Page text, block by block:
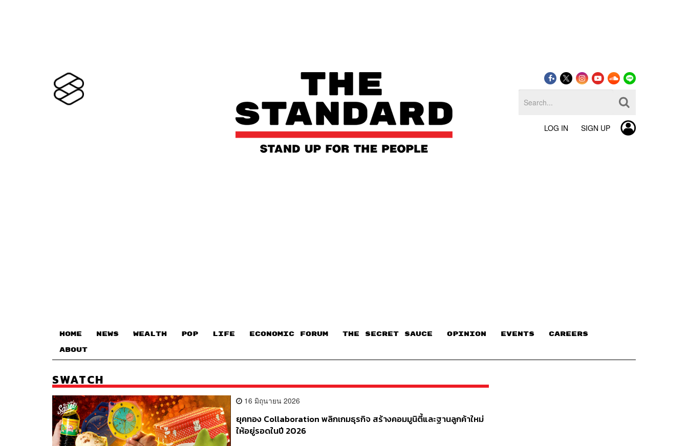
LOG IN SIGN UP
HOME NEWS WEALTH POP LIFE ECONOMIC FORUM THE SECRET SAUCE​ OPINION EVENTS CAREERS
ABOUT
SWATCH
16 มิถุนายน 2026
ยุคทอง Collaboration พลิกเกมธุรกิจ สร้างคอมมูนิตี้และฐานลูกค้าใหม่
ให้อยู่รอดในปี 2026